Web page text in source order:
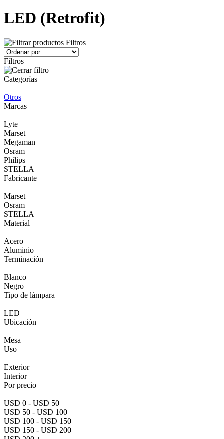
LED (Retrofit)
Filtros
Filtros
Categorías
+
Otros
Marcas
+
Lyte
Marset
Megaman
Osram
Philips
STELLA
Fabricante
+
Marset
Osram
STELLA
Material
+
Acero
Aluminio
Terminación
+
Blanco
Negro
Tipo de lámpara
+
LED
Ubicación
+
Mesa
Uso
+
Exterior
Interior
Por precio
+
USD 0 - USD 50
USD 50 - USD 100
USD 100 - USD 150
USD 150 - USD 200